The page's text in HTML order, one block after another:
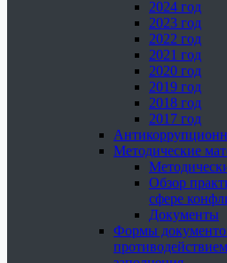
2024 год
2023 год
2022 год
2021 год
2020 год
2019 год
2018 год
2017 год
Методические
Обзор
сфере
Документы
Формы